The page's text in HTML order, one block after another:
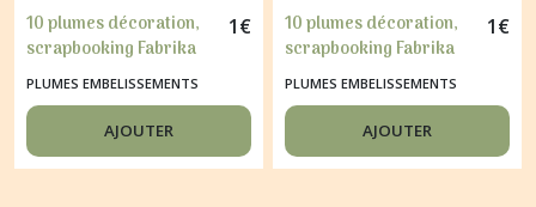
10 plumes décoration,
scrapbooking Fabrika
Décoru FUSCHIA
1€
PLUMES EMBELISSEMENTS
AJOUTER
10 plumes décoration,
scrapbooking Fabrika
Décoru VERT
1€
PLUMES EMBELISSEMENTS
AJOUTER